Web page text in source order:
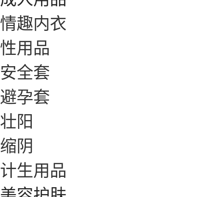
情趣内衣
性用品
安全套
避孕套
壮阳
缩阴
计生用品